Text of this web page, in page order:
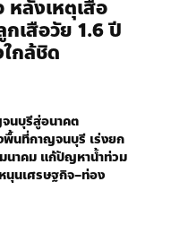
หลังเหตุเสือ
เสือวัย 1.6 ปี
กล้ชิด
นบุรีสู่อนาคต
นที่กาญจนบุรี เร่งยก
นาคม แก้ปัญหาน้ำท่วม
นุนเศรษฐกิจ–ท่อง